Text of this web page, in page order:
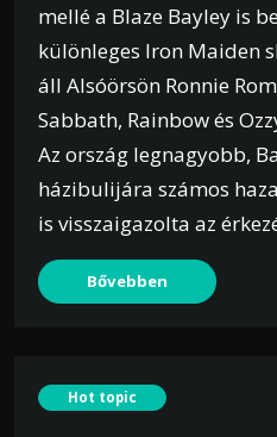
mellé a Blaze Bayley is
különleges Iron Maiden
áll Alsóörsön Ronnie
Sabbath, Rainbow és
Az ország legnagyobb,
házibulijára számos
is visszaigazolta az
Bővebben
Hot topic